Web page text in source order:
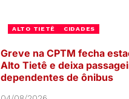
ALTO TIETÊ CIDADES
Greve na CPTM fecha
Alto Tietê e deixa
dependentes de ônibus